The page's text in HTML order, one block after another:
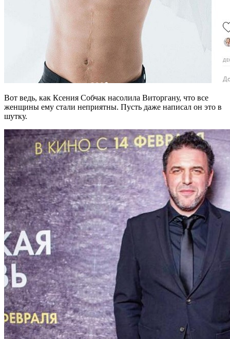
Вот ведь, как Ксения Собчак насолила Виторгану, что все
женщины ему стали неприятны. Пусть даже написал он это в
шутку.